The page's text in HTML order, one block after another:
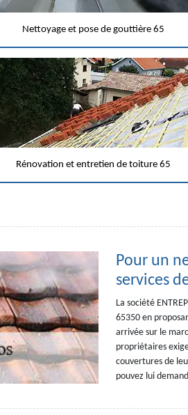
Nettoyage et pose de gouttière 65
Rénovation et entretien de toiture 65
Pour un
services
La société
65350 en
arrivée sur le
propriétaires
couvertures de
pouvez lui